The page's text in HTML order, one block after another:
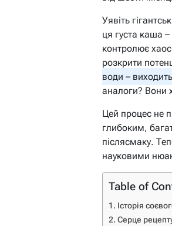
Уявіть
ця густа каша
контролює
розкрити
води –
аналоги? Вони
Цей процес не
глибоким,
післясмаку.
науковими
Table of
Історія
Серце